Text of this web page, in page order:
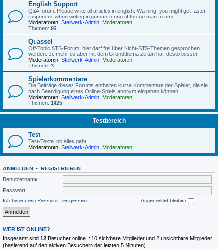
English Support
Q&A forum. Please write all articles in english. Warning: you might get faster
responses when writing in geman in one of the german forums.
Moderatoren: Stellwerk-Admin Moderatoren
Themen: 95
Quassel
Off-Topic STS-Forum, hier darf frei über Nicht-STS-Themen gesprochen
werden. Je mehr es aber mit dem Grundthema zu tun hat, desto besser.
Moderatoren: Stellwerk-Admin Moderatoren
Themen: 3
Spielerkommentare
Die Beiträge dieses Forums enthalten kurze Kommentare der Spieler, die sie
nach Beendigung eines Online-Spiels anonym eingeben können.
Moderatoren: Stellwerk-Admin Moderatoren
Themen: 1425
Testbereich
Test
Test-Texte, ob alles geht....
Moderatoren: Stellwerk-Admin Moderatoren
ANMELDEN • REGISTRIEREN
Benutzername:
Passwort:
Ich habe mein Passwort vergessen
Angemeldet bleiben
WER IST ONLINE?
Insgesamt sind 12 Besucher online :: 10 sichtbare Mitglieder und 2 unsichtbare Mitglieder
(basierend auf den aktiven Besuchern der letzten 5 Minuten)